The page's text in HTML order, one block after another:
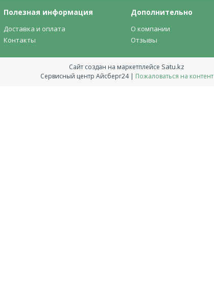
Полезная информация
Доставка и оплата
Контакты
Дополнительно
О компании
Отзывы
Сайт создан на маркетплейсе Satu.kz
Сервисный центр Айсберг24 | Пожаловаться на контент